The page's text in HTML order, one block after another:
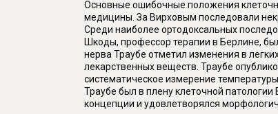
Основные ошибочные положения
медицины. За Вирховым последовали
Среди наиболее ортодоксальных
Шкоды, профессор терапии в Берлине,
нерва Траубе отметил изменения в
лекарственных веществ. Траубе
систематическое измерение
Траубе был в плену клеточной
концепции и удовлетворялся